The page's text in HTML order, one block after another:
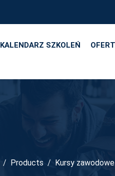
KALENDARZ SZKOLEŃ
Products Kursy zawodowe